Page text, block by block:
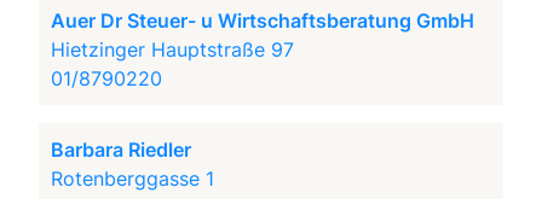
Auer Dr Steuer- u Wirtschaftsberatung GmbH
Hietzinger Hauptstraße 97
01/8790220
Barbara Riedler
Rotenberggasse 1